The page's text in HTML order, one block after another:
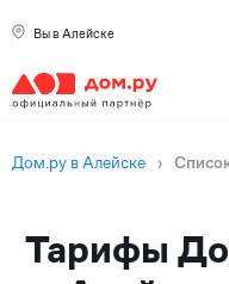
Вы в Алейске
Дом.ру в Алейске ›
Тарифы